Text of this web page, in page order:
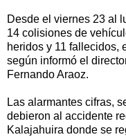
Desde el viernes 23 al
14 colisiones de
heridos y 11 fallecidos,
según informó el
Fernando Araoz.
Las alarmantes cifras,
debieron al accidente
Kalajahuira donde se